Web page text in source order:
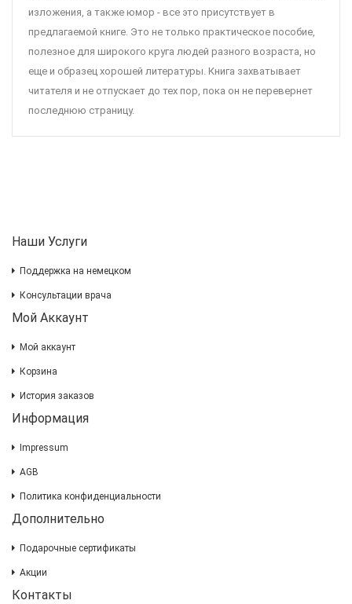
изложения, а также юмор - все это присутствует в
предлагаемой книге. Это не только практическое пособие,
полезное для широкого круга людей разного возраста, но
еще и образец хорошей литературы. Книга захватывает
читателя и не отпускает до тех пор, пока он не перевернет
последнюю страницу.
Наши Услуги
Поддержка на немецком
Консультации врача
Мой Аккаунт
Мой аккаунт
Корзина
История заказов
Информация
Impressum
AGB
Политика конфиденциальности
Дополнительно
Подарочные сертификаты
Акции
Контакты